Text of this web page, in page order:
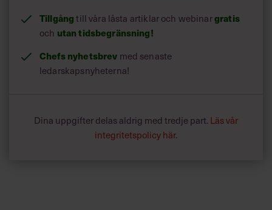
Tillgång till våra låsta artiklar och webinargratis
och utan tidsbegränsning!
Chefs nyhetsbrev med senaste
ledarskapsnyheterna!
Dina uppgifter delas aldrig med tredje part. Läs vår
integritetspolicy här.